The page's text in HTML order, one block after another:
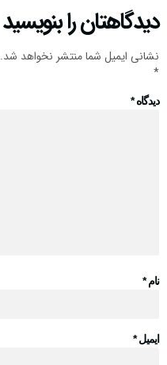
دیدگاهتان را بنویسید
نشانی ایمیل شما منتشر نخواهد شد.
*
دیدگاه*
نام*
ایمیل*